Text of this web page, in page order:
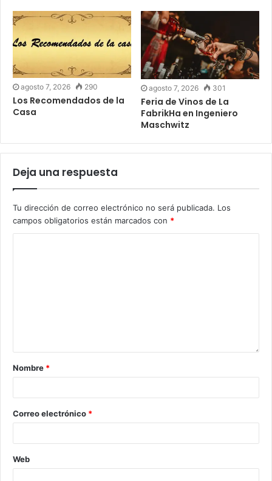
agosto 7, 2026 290
Los Recomendados de la
Casa
agosto 7, 2026 301
Feria de Vinos de La
FabrikHa en Ingeniero
Maschwitz
Deja una respuesta
Tu dirección de correo electrónico no será publicada. Los
campos obligatorios están marcados con *
Nombre *
Correo electrónico *
Web